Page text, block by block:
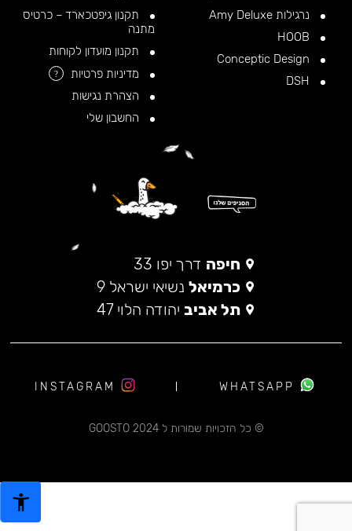
נרגילות Amy Deluxe
תקנון גיפטכארד – כרטיס
מתנה
תקנון מועדון לקוחות
מדיניות פרטיות
?
הצהרת נגישות
החשבון שלי
חיפה דרך יפו 33
כרמיאל נשיאי ישראל 9
תל אביב יהודה הלוי 47
© כל הזכויות שמורות ל 2024 GOOSTO
WHATSAPP
INSTAGRAM